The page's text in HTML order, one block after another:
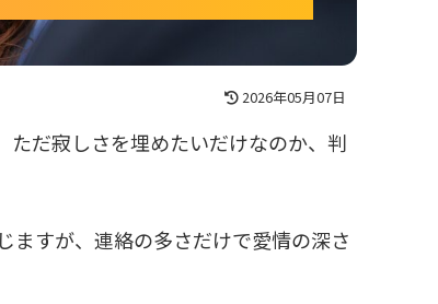
2026年05月07日
だ寂しさを埋めたいだけなのか、判
ますが、連絡の多さだけで愛情の深さ